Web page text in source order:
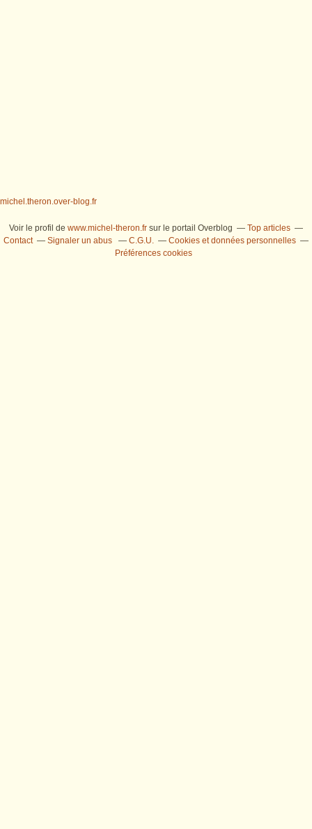
michel.theron.over-blog.fr
Voir le profil de www.michel-theron.fr sur le portail Overblog
Top articles
Contact
Signaler un abus C.G.U.
Cookies et données personnelles
Préférences cookies